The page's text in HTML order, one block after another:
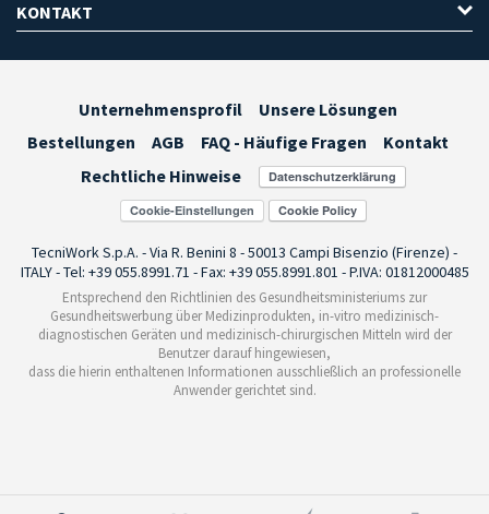
KONTAKT
Unternehmensprofil
Unsere Lösungen
Bestellungen
AGB FAQ - Häufige Fragen
Kontakt
Rechtliche Hinweise
Cookie-Einstellungen
TecniWork S.p.A. - Via R. Benini 8 - 50013 Campi Bisenzio (Firenze) -
ITALY - Tel: +39 055.8991.71 - Fax: +39 055.8991.801 - P.IVA: 01812000485
Entsprechend den Richtlinien des Gesundheitsministeriums zur
Gesundheitswerbung über Medizinprodukten, in-vitro medizinisch-
diagnostischen Geräten und medizinisch-chirurgischen Mitteln wird der
Benutzer darauf hingewiesen,
dass die hierin enthaltenen Informationen ausschließlich an professionelle
Anwender gerichtet sind.